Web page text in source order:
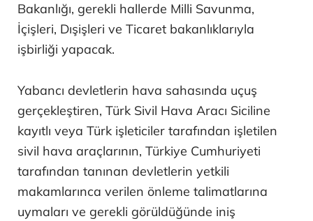
Bakanlığı, gerekli hallerde Milli Savunma,
İçişleri, Dışişleri ve Ticaret bakanlıklarıyla
işbirliği yapacak.
Yabancı devletlerin hava sahasında uçuş
gerçekleştiren, Türk Sivil Hava Aracı Siciline
kayıtlı veya Türk işleticiler tarafından işletilen
sivil hava araçlarının, Türkiye Cumhuriyeti
tarafından tanınan devletlerin yetkili
makamlarınca verilen önleme talimatlarına
uymaları ve gerekli görüldüğünde iniş